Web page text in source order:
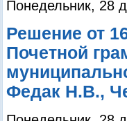
Понедельник, 28
Решение от
Почетной
Федак Н.В.,